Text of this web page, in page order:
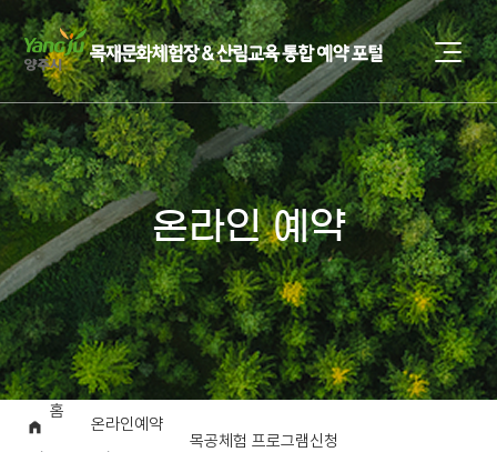
온라인 예약
홈
온라인예약
목공체험 프로그램신청